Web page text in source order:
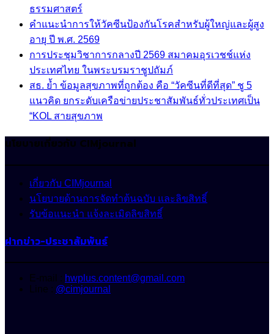
ธรรมศาสตร์
คำแนะนำการให้วัคซีนป้องกันโรคสำหรับผู้ใหญ่และผู้สูง
อายุ ปี พ.ศ. 2569
การประชุมวิชาการกลางปี 2569 สมาคมอุรเวชช์แห่ง
ประเทศไทย ในพระบรมราชูปถัมภ์
สธ. ย้ำ ข้อมูลสุขภาพที่ถูกต้อง คือ “วัคซีนที่ดีที่สุด” ชู 5
แนวคิด ยกระดับเครือข่ายประชาสัมพันธ์ทั่วประเทศเป็น
“KOL สายสุขภาพ
นโยบายเกี่ยวกับ CIMjournal
เกี่ยวกับ CIMjournal
นโยบายด้านการจัดทำต้นฉบับ และลิขสิทธิ์
รับข้อแนะนำ แจ้งละเมิดลิขสิทธิ์
ฝากข่าว-ประชาสัมพันธ์
E-mail : hwplus.content@gmail.com
Line : @cimjournal